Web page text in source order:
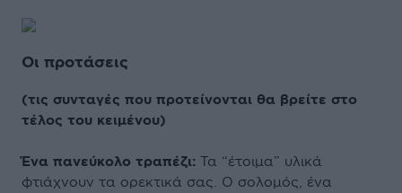
Οι προτάσεις
(τις συνταγές που προτείνονται θα βρείτε στο
τέλος του κειμένου)
Ένα πανεύκολο τραπέζι: Τα “έτοιμα” υλικά
φτιάχνουν τα ορεκτικά σας. Ο σολομός, ένα